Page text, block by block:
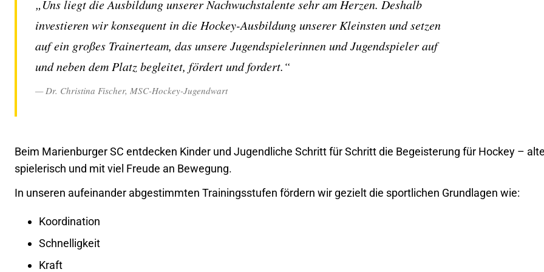
„Uns liegt die Ausbildung unserer Nachwuchstalente sehr am Herzen. Deshalb
investieren wir konsequent in die Hockey-Ausbildung unserer Kleinsten und setzen
auf ein großes Trainerteam, das unsere Jugendspielerinnen und Jugendspieler auf
und neben dem Platz begleitet, fördert und fordert.“
— Dr. Christina Fischer, MSC-Hockey-Jugendwart
Beim Marienburger SC entdecken Kinder und Jugendliche Schritt für Schritt die Begeisterung für Hockey –
spielerisch und mit viel Freude an Bewegung.
In unseren aufeinander abgestimmten Trainingsstufen fördern wir gezielt die sportlichen Grundlagen wie:
Koordination
Schnelligkeit
Kraft